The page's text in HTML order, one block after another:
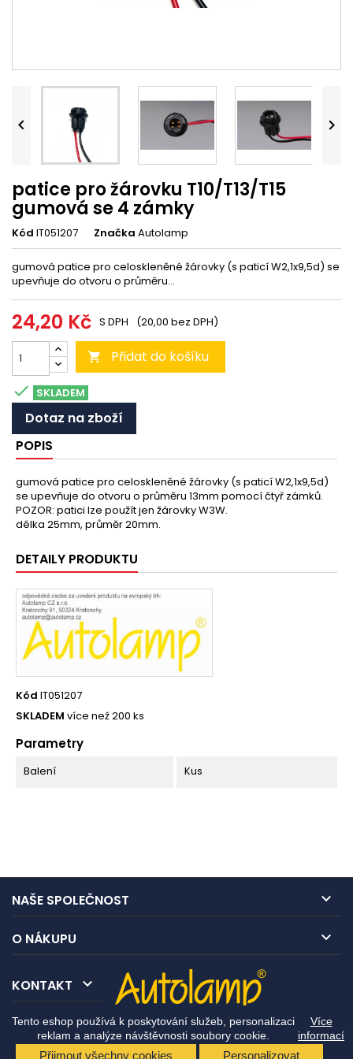
Tento eshop používá k poskytování služeb, personalizaci
reklam a analýze návštěvnosti soubory cookie.
Více
informací
Přijmout všechny cookies Personalizovat
 
patice pro žárovku T10/T13/T15
gumová se 4 zámky
Kód IT051207 Značka Autolamp
gumová patice pro celoskleněné žárovky (s paticí W2,1x9,5d) se
upevňuje do otvoru o průměru...
24,20 Kč S DPH (20,00 bez DPH)
 Přidat do košíku
 SKLADEM
Dotaz na zboží
POPIS
gumová patice pro celoskleněné žárovky (s paticí W2,1x9,5d)
se upevňuje do otvoru o průměru 13mm pomocí čtyř zámků.
POZOR: patici lze použít jen žárovky W3W.
délka 25mm, průměr 20mm.
DETAILY PRODUKTU
Kód IT051207
SKLADEM více než 200 ks
Parametry
Balení Kus
NAŠE SPOLEČNOST 
O NÁKUPU 
KONTAKT 